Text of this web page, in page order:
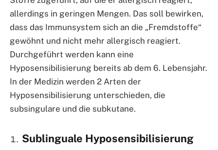
allerdings in geringen Mengen. Das soll bewirken,
dass das Immunsystem sich an die „Fremdstoffe“
gewöhnt und nicht mehr allergisch reagiert.
Durchgeführt werden kann eine
Hyposensibilisierung bereits ab dem 6. Lebensjahr.
In der Medizin werden 2 Arten der
Hyposensibilisierung unterschieden, die
subsingulare und die subkutane.
Sublinguale Hyposensibilisierung